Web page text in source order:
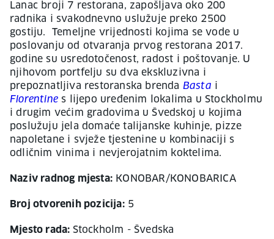
Lanac broji 7 restorana, zapošljava oko 200
radnika i svakodnevno uslužuje preko 2500
gostiju. Temeljne vrijednosti kojima se vode u
poslovanju od otvaranja prvog restorana 2017.
godine su usredotočenost, radost i poštovanje. U
njihovom portfelju su dva ekskluzivna i
prepoznatljiva restoranska brenda Basta i
Florentine s lijepo uređenim lokalima u Stockholmu
i drugim većim gradovima u Švedskoj u kojima
poslužuju jela domaće talijanske kuhinje, pizze
napoletane i svježe tjestenine u kombinaciji s
odličnim vinima i nevjerojatnim koktelima.
Naziv radnog mjesta: KONOBAR/KONOBARICA
Broj otvorenih pozicija:5
Mjesto rada: Stockholm - Švedska